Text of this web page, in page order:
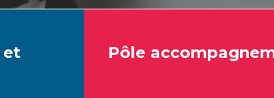
et
Pôle